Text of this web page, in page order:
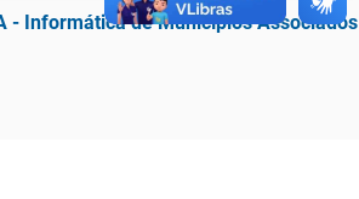
- Informática de Municípios Associados